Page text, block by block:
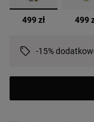
wybrane
499 zł 499
-15%